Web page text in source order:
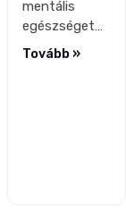
mentális
egészséget…
Tovább »